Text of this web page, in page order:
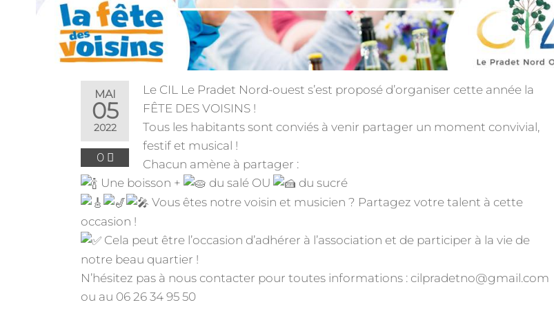
MAI
05
2022
0
Le CIL Le Pradet Nord-ouest s’est proposé d’organiser cette année la
FÊTE DES VOISINS !
Tous les habitants sont conviés à venir partager un moment convivial,
festif et musical !
Chacun amène à partager :
Une boisson +
du salé OU
du sucré
Vous êtes notre voisin et musicien ? Partagez votre talent à cette
occasion !
Cela peut être l’occasion d’adhérer à l’association et de participer à la vie de
notre beau quartier !
N’hésitez pas à nous contacter pour toutes informations : cilpradetno@gmail.com
ou au 06 26 34 95 50